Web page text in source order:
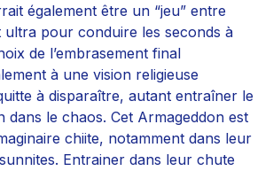
également être un “jeu” entre
ultra pour conduire les seconds à
de l’embrasement final
à une vision religieuse
à disparaître, autant entraîner le
dans le chaos. Cet Armageddon est
chiite, notamment dans leur
Entrainer dans leur chute